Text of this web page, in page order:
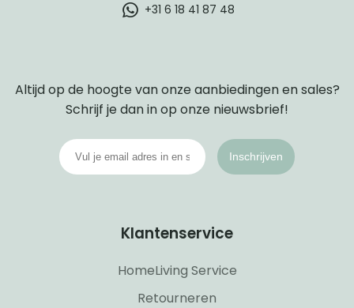
+31 6 18 41 87 48
Altijd op de hoogte van onze aanbiedingen en sales?
Schrijf je dan in op onze nieuwsbrief!
Inschrijven
Klantenservice
HomeLiving Service
Retourneren